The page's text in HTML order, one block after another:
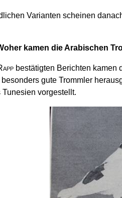
Varianten scheinen
kamen die Arabischen
bestätigten Berichten kamen
gute Trommler
vorgestellt.